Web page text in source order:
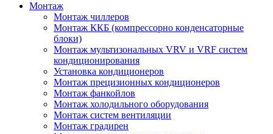
Монтаж
Монтаж чиллеров
Монтаж ККБ (компрессорно конденсаторные
блоки)
Монтаж мультизональных VRV и VRF систем
кондиционирования
Установка кондиционеров
Монтаж прецизионных кондиционеров
Монтаж фанкойлов
Монтаж холодильного оборудования
Монтаж систем вентиляции
Монтаж градирен